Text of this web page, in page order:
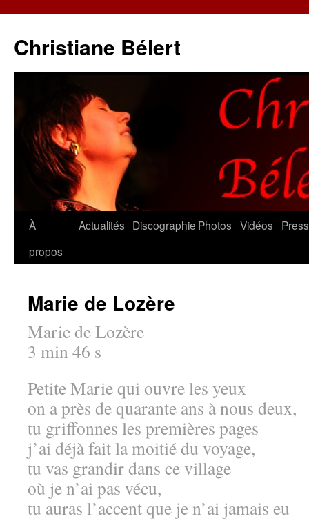
Christiane Bélert
Aller
À
propos
Actualités Discographie Photos Vidéos
Marie de Lozère
Marie de Lozère
3 min 46 s
Petite Marie qui ouvre les yeux
on a près de quarante ans à nous deux,
tu griffonnes les premières pages
j’ai déjà fait la moitié du voyage,
tu vas grandir dans ce village
où je n’ai pas vécu,
tu auras l’accent que je n’ai jamais eu